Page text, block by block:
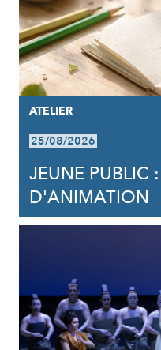
ATELIER
25/08/2026
JEUNE PUBLIC
D'ANIMATION